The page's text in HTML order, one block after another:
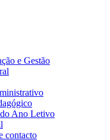
e Gestão
Ano Letivo
contacto